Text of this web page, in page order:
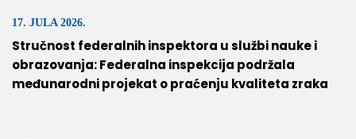
17. JULA 2026.
Stručnost federalnih inspektora u službi nauke i
obrazovanja: Federalna inspekcija podržala
međunarodni projekat o praćenju kvaliteta zraka